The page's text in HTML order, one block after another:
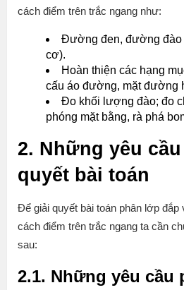
cách điểm trên trắc ngang như:
Đường đen, đường đào
cơ).
Hoàn thiện các hạng
cấu áo đường, mặt đường
Đo khối lượng đào; đo
phóng mặt bằng, rà phá
2. Những yêu
quyết bài toán
Để giải quyết bài toán phân lớp đắp
cách điểm trên trắc ngang ta cần
sau:
2.1. Những yêu cầu